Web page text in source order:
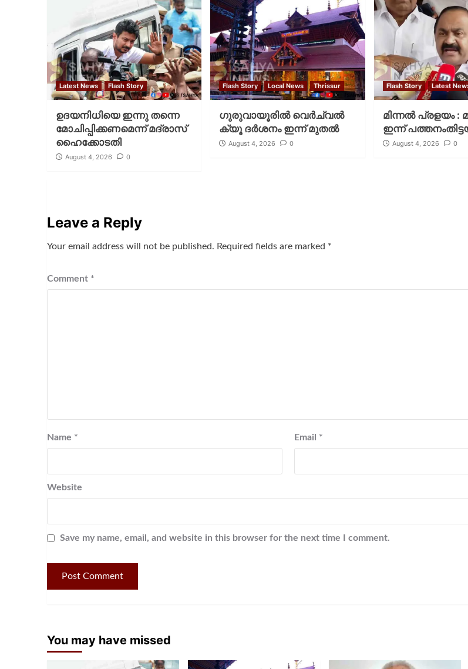
Latest News Flash Story
ഉദയനിധിയെ ഇന്നു തന്നെ
മോചിപ്പിക്കണമെന്ന് മദ്രാസ്
ഹൈക്കോടതി
August 4, 2026 0
Flash Story Local News Thrissur
ഗുരുവായൂരില്‍ വെര്‍ച്വല്‍
ക്യൂ ദര്‍ശനം ഇന്ന് മുതല്‍
August 4, 2026 0
Flash Story Latest
മിന്നല്‍ പ്രളയം :
ഇന്ന്
August 4, 2026 0
Leave a Reply
Your email address will not be published. Required fields are marked *
Comment *
Name * Email *
Website
Save my name, email, and website in this browser for the next time I comment.
You may have missed